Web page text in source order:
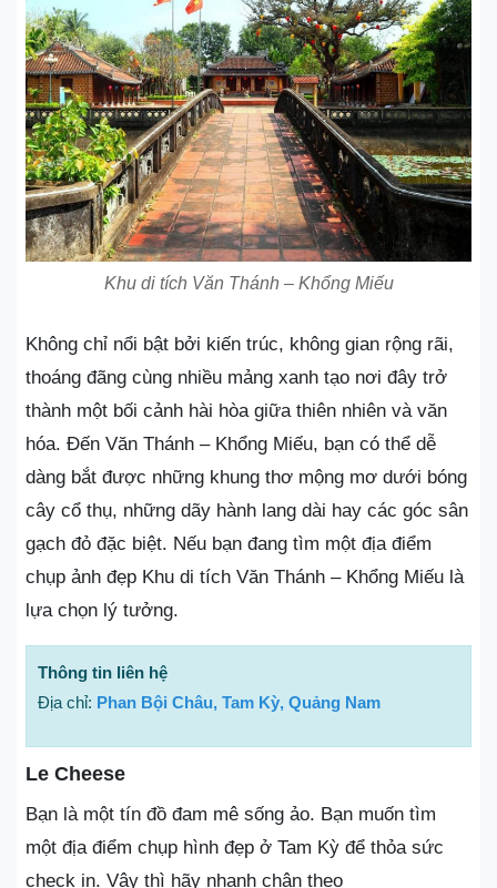
Khu di tích Văn Thánh – Khổng Miếu
Không chỉ nổi bật bởi kiến ​​trúc, không gian rộng rãi,
thoáng đãng cùng nhiều mảng xanh tạo nơi đây trở
thành một bối cảnh hài hòa giữa thiên nhiên và văn
hóa. Đến Văn Thánh – Khổng Miếu, bạn có thể dễ
dàng bắt được những khung thơ mộng mơ dưới bóng
cây cổ thụ, những dãy hành lang dài hay các góc sân
gạch đỏ đặc biệt. Nếu bạn đang tìm một địa điểm
chụp ảnh đẹp Khu di tích Văn Thánh – Khổng Miếu là
lựa chọn lý tưởng.
Thông tin liên hệ
Địa chỉ: Phan Bội Châu, Tam Kỳ, Quảng Nam
Le Cheese
Bạn là một tín đồ đam mê sống ảo. Bạn muốn tìm
một địa điểm chụp hình đẹp ở Tam Kỳ để thỏa sức
check in. Vậy thì hãy nhanh chân theo